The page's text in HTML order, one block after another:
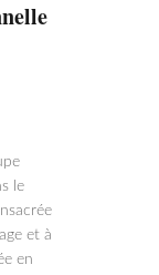
le
et à
en